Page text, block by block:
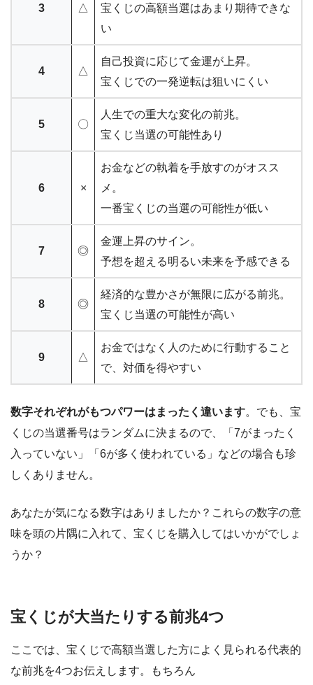
3 △
宝くじの高額当選はあまり期待できな
い
4 △
自己投資に応じて金運が上昇。
宝くじでの一発逆転は狙いにくい
5 〇
人生での重大な変化の前兆。
宝くじ当選の可能性あり
6 ×
お金などの執着を手放すのがオスス
メ。
一番宝くじの当選の可能性が低い
7 ◎
金運上昇のサイン。
予想を超える明るい未来を予感できる
8 ◎
経済的な豊かさが無限に広がる前兆。
宝くじ当選の可能性が高い
9 △
お金ではなく人のために行動すること
で、対価を得やすい
数字それぞれがもつパワーはまったく違います。でも、宝
くじの当選番号はランダムに決まるので、「7がまったく
入っていない」「6が多く使われている」などの場合も珍
しくありません。
あなたが気になる数字はありましたか？これらの数字の意
味を頭の片隅に入れて、宝くじを購入してはいかがでしょ
うか？
宝くじが大当たりする前兆4つ
ここでは、宝くじで高額当選した方によく見られる代表的
な前兆を4つお伝えします。もちろん